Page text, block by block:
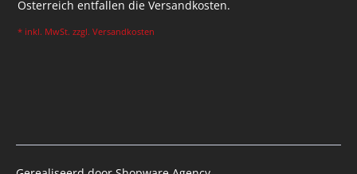
Österreich entfallen die Versandkosten.
* inkl. MwSt. zzgl. Versandkosten